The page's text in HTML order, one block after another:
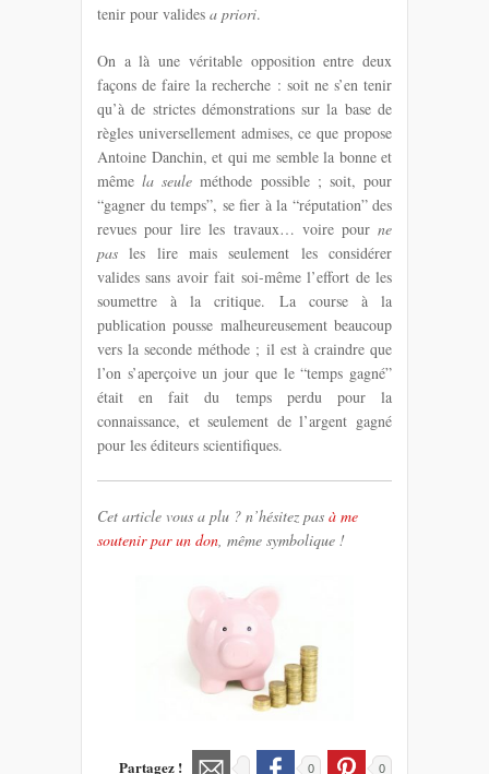
tenir pour valides a priori.
On a là une véritable opposition entre deux
façons de faire la recherche : soit ne s’en tenir
qu’à de strictes démonstrations sur la base de
règles universellement admises, ce que propose
Antoine Danchin, et qui me semble la bonne et
mêmela seule méthode possible ; soit, pour
“gagner du temps”, se fier à la “réputation” des
revues pour lire les travaux… voire pour ne
pas les lire mais seulement les considérer
valides sans avoir fait soi-même l’effort de les
soumettre à la critique. La course à la
publication pousse malheureusement beaucoup
vers la seconde méthode ; il est à craindre que
l’on s’aperçoive un jour que le “temps gagné”
était en fait du temps perdu pour la
connaissance, et seulement de l’argent gagné
pour les éditeurs scientifiques.
Cet article vous a plu ? n’hésitez pas à me
soutenir par un don, même symbolique !
Partagez ! 0 0